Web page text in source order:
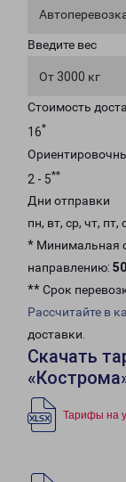
Введите вес
От 3000 кг
Стоимость
16*
2 - 5**
Дни отправки
пн, вт, ср, чт, пт,
* Минимальная
направлению:
** Срок
Рассчитайте в
доставки.
Скачать
Тарифы на